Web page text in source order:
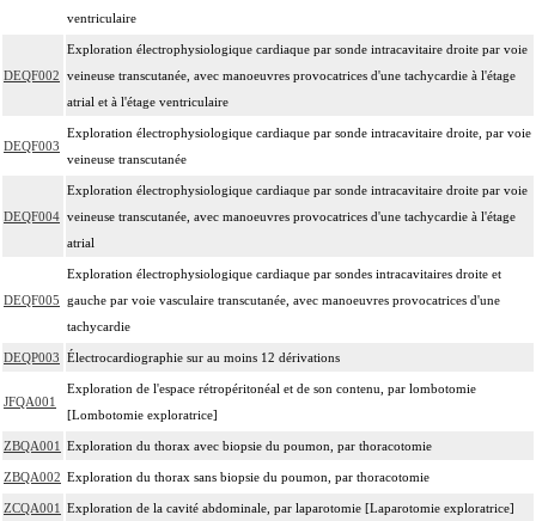
ventriculaire
DEQF002
Exploration électrophysiologique cardiaque par sonde intracavitaire droite par voie
veineuse transcutanée, avec manoeuvres provocatrices d'une tachycardie à l'étage
atrial et à l'étage ventriculaire
DEQF003
Exploration électrophysiologique cardiaque par sonde intracavitaire droite, par voie
veineuse transcutanée
DEQF004
Exploration électrophysiologique cardiaque par sonde intracavitaire droite par voie
veineuse transcutanée, avec manoeuvres provocatrices d'une tachycardie à l'étage
atrial
DEQF005
Exploration électrophysiologique cardiaque par sondes intracavitaires droite et
gauche par voie vasculaire transcutanée, avec manoeuvres provocatrices d'une
tachycardie
DEQP003 Électrocardiographie sur au moins 12 dérivations
JFQA001
Exploration de l'espace rétropéritonéal et de son contenu, par lombotomie
[Lombotomie exploratrice]
ZBQA001 Exploration du thorax avec biopsie du poumon, par thoracotomie
ZBQA002 Exploration du thorax sans biopsie du poumon, par thoracotomie
ZCQA001 Exploration de la cavité abdominale, par laparotomie [Laparotomie exploratrice]